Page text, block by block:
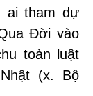
ai tham dự
Đời vào
toàn luật
(x. Bộ